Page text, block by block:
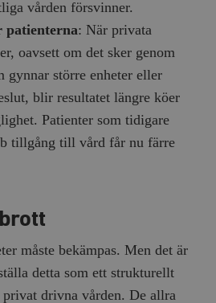
vården försvinner.
patienterna: När privata
oavsett om det sker genom
gynnar större enheter eller
blir resultatet längre köer
Patienter som tidigare
tillgång till vård får nu färre
måste bekämpas. Men det är
detta som ett strukturellt
drivna vården. De allra